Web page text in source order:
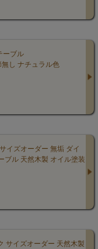
ーブル
し ナチュラル色
イズオーダー 無垢 ダイ
ブル 天然木製 オイル塗装
サイズオーダー 天然木製